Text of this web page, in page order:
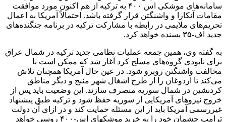
سامانه‌های موشکی اس ۴۰۰ به ترکیه از هم اکنون مورد موافقت
مقامات آنکارا و واشنگتن قرار گرفته باشد. احتمالاً آمریکا به اعمال
تحریم‌های ملایمی در رابطه با مشارکت ترکیه در برنامه جنگنده‌های
جدید اف-۳۵ بسنده خواهد کرد.
به گفته وی، همین جمعه عملیات نظامی جدید ترکیه در شمال عراق
برای نابودی گروه‌های مسلح کرد آغاز شد که ممکن است با
مخالفت واشنگتن روبرو شود. در عین حال آمریکا همچنان تلاش
می‌کند تا اردوغان را از طرح اشغال شهر منبج و دیگر مناطق
کردنشین در شمال سوریه منصرف سازند. این وضعیت باید پس از
خروج نیروهای آمریکایی از سوریه حفظ شود و ترکیه طبق پیشنهاد
غیررسمی آمریکا باید از این مسئله حمایت کند و در ازای آن دولت
ترامپ چشمان خود را به خرید موشکهای اس-۴۰۰ روسی خواهد